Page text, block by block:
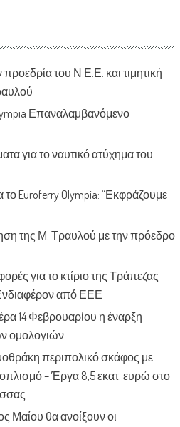
του Ν.Ε.Ε. και τιμητική
Επαναλαμβανόμενο
για το ναυτικό ατύχημα του
το Euroferry Olympia: “Εκφράζουμε
της Μ. Τραυλού με την πρόεδρο
για το κτίριο της Τράπεζας
από ΕΕΕ
14 Φεβρουαρίου η έναρξη
ομολογιών
περιπολικό σκάφος με
– Έργα 8,5 εκατ. ευρώ στο
Μαίου θα ανοίξουν οι